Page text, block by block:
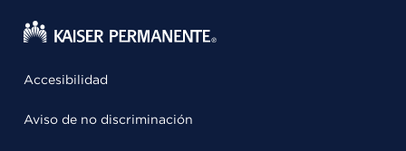
Accesibilidad
Aviso de no discriminación